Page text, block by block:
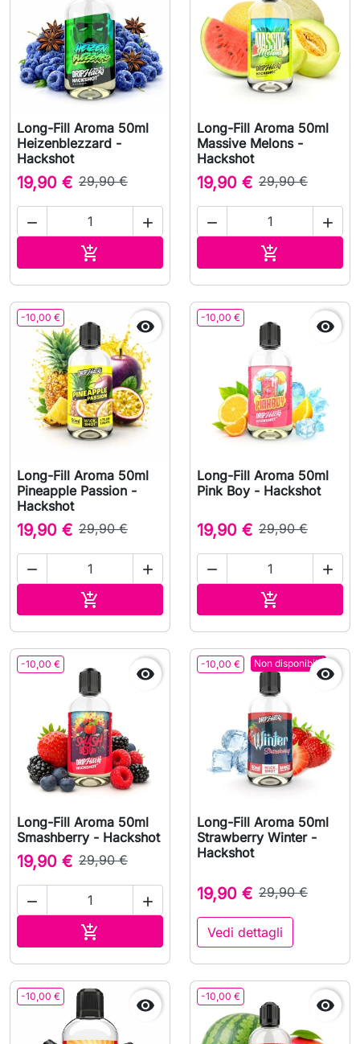
Long-Fill Aroma 50ml
Heizenblezzard -
Hackshot
19,90 € 29,90 €
 

Long-Fill Aroma 50ml
Massive Melons -
Hackshot
19,90 € 29,90 €
 

-10,00 € 
Long-Fill Aroma 50ml
Pineapple Passion -
Hackshot
19,90 € 29,90 €
 

-10,00 € 
Long-Fill Aroma 50ml
Pink Boy - Hackshot
19,90 € 29,90 €
 

-10,00 € 
Long-Fill Aroma 50ml
Smashberry - Hackshot
19,90 € 29,90 €
 
 Aggiungi al carrello
-10,00 € Non disponibile

Long-Fill Aroma 50ml
Strawberry Winter -
Hackshot
19,90 € 29,90 €
Vedi dettagli
-10,00 €  -10,00 € 